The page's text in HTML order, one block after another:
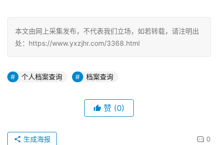
本文由网上采集发布，不代表我们立场，如若转载，请注明出
处：https://www.yxzjhr.com/3368.html
个人档案查询 档案查询
赞 (0)
0
生成海报